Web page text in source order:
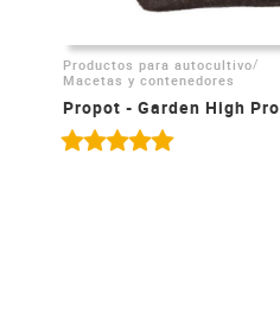
Productos para autocultivo/
Macetas y contenedores
Propot - Garden High Pro